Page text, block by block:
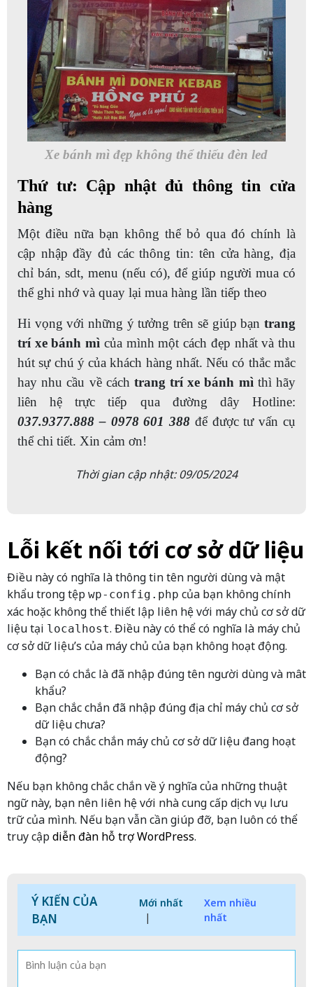
Xe bánh mì đẹp không thể thiếu đèn led
Thứ tư: Cập nhật đủ thông tin cửa
hàng
Một điều nữa bạn không thể bỏ qua đó chính là
cập nhập đầy đủ các thông tin: tên cửa hàng, địa
chỉ bán, sdt, menu (nếu có), để giúp người mua có
thể ghi nhớ và quay lại mua hàng lần tiếp theo
Hi vọng với những ý tưởng trên sẽ giúp bạn trang
trí xe bánh mì của mình một cách đẹp nhất và thu
hút sự chú ý của khách hàng nhất. Nếu có thắc mắc
hay nhu cầu về cách trang trí xe bánh mì thì hãy
liên hệ trực tiếp qua đường dây Hotline:
037.9377.888 – 0978 601 388 để được tư vấn cụ
thể chi tiết. Xin cảm ơn!
Thời gian cập nhật: 09/05/2024
Lỗi kết nối tới cơ sở dữ liệu
Điều này có nghĩa là thông tin tên người dùng và mật
khẩu trong tệp wp-config.php của bạn không chính
xác hoặc không thể thiết lập liên hệ với máy chủ cơ sở dữ
liệu tại localhost. Điều này có thể có nghĩa là máy chủ
cơ sở dữ liệu’s của máy chủ của bạn không hoạt động.
Bạn có chắc là đã nhập đúng tên người dùng và mât
khẩu?
Bạn chắc chắn đã nhập đúng địa chỉ máy chủ cơ sở
dữ liệu chưa?
Bạn có chắc chắn máy chủ cơ sở dữ liệu đang hoạt
động?
Nếu bạn không chắc chắn về ý nghĩa của những thuật
ngữ này, bạn nên liên hệ với nhà cung cấp dịch vụ lưu
trữ của mình. Nếu bạn vẫn cần giúp đỡ, bạn luôn có thể
truy cậpdiễn đàn hỗ trợ WordPress.
Ý KIẾN CỦA
BẠN
Mới nhất
|
Xem nhiều
nhất